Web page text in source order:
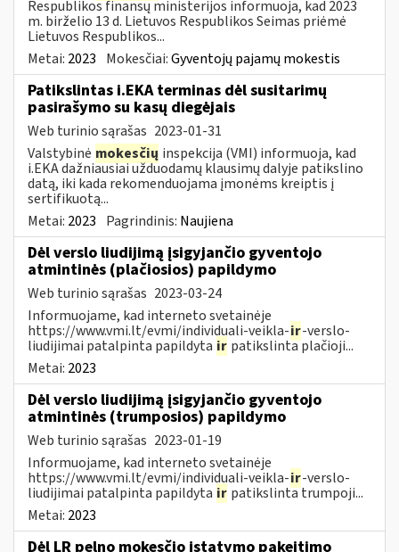
Respublikos finansų ministerijos informuoja, kad 2023
m. birželio 13 d. Lietuvos Respublikos Seimas priėmė
Lietuvos Respublikos...
Metai: 2023 Mokesčiai:Gyventojų pajamų mokestis
Patikslintas i.EKA terminas dėl susitarimų
pasirašymo su kasų diegėjais
Web turinio sąrašas 2023-01-31
Valstybinė mokesčių inspekcija (VMI) informuoja, kad
i.EKA dažniausiai užduodamų klausimų dalyje patikslino
datą, iki kada rekomenduojama įmonėms kreiptis į
sertifikuotą...
Metai: 2023 Pagrindinis: Naujiena
Dėl verslo liudijimą įsigyjančio gyventojo
atmintinės (plačiosios) papildymo
Web turinio sąrašas 2023-03-24
Informuojame, kad interneto svetainėje
https://www.vmi.lt/evmi/individuali-veikla-ir-verslo-
liudijimai patalpinta papildyta ir patikslinta plačioji...
Metai: 2023
Dėl verslo liudijimą įsigyjančio gyventojo
atmintinės (trumposios) papildymo
Web turinio sąrašas 2023-01-19
Informuojame, kad interneto svetainėje
https://www.vmi.lt/evmi/individuali-veikla-ir-verslo-
liudijimai patalpinta papildyta ir patikslinta trumpoji...
Metai: 2023
Dėl LR pelno mokesčio įstatymo pakeitimo